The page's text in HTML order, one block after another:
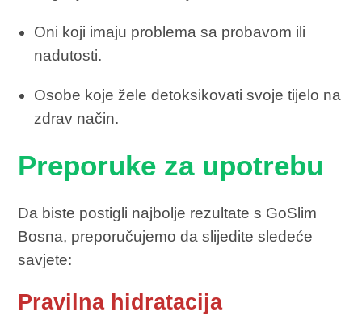
Oni koji imaju problema sa probavom ili
nadutosti.
Osobe koje žele detoksikovati svoje tijelo na
zdrav način.
Preporuke za upotrebu
Da biste postigli najbolje rezultate s GoSlim
Bosna, preporučujemo da slijedite sledeće
savjete:
Pravilna hidratacija